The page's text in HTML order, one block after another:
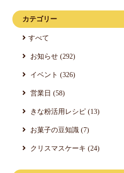
カテゴリー
すべて
お知らせ (292)
イベント (326)
営業日 (58)
きな粉活用レシピ (13)
お菓子の豆知識 (7)
クリスマスケーキ (24)